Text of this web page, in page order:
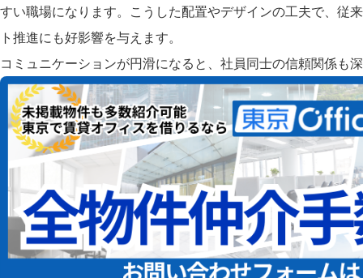
すい職場になります。こうした配置やデザインの工夫で、従
ト推進にも好影響を与えます。
コミュニケーションが円滑になると、社員同士の信頼関係も